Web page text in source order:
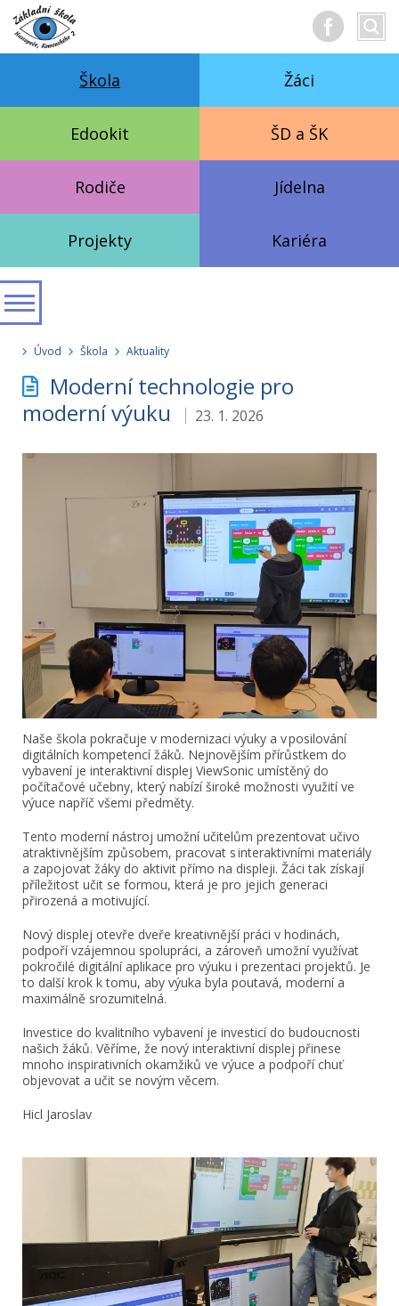
text
Škola Žáci
Edookit ŠD a ŠK
Rodiče Jídelna
Projekty Kariéra
Úvod Škola Aktuality
Moderní technologie pro
moderní výuku
23. 1. 2026
Naše škola pokračuje v modernizaci výuky a v posilování
digitálních kompetencí žáků. Nejnovějším přírůstkem do
vybavení je interaktivní displej ViewSonic umístěný do
počítačové učebny, který nabízí široké možnosti využití ve
výuce napříč všemi předměty.
Tento moderní nástroj umožní učitelům prezentovat učivo
atraktivnějším způsobem, pracovat s interaktivními materiály
a zapojovat žáky do aktivit přímo na displeji. Žáci tak získají
příležitost učit se formou, která je pro jejich generaci
přirozená a motivující.
Nový displej otevře dveře kreativnější práci v hodinách,
podpoří vzájemnou spolupráci, a zároveň umožní využívat
pokročilé digitální aplikace pro výuku i prezentaci projektů. Je
to další krok k tomu, aby výuka byla poutavá, moderní a
maximálně srozumitelná.
Investice do kvalitního vybavení je investicí do budoucnosti
našich žáků. Věříme, že nový interaktivní displej přinese
mnoho inspirativních okamžiků ve výuce a podpoří chuť
objevovat a učit se novým věcem.
Hicl Jaroslav